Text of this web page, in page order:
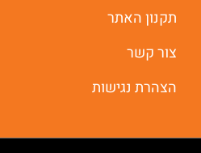
תקנון האתר
צור קשר
הצהרת נגישות